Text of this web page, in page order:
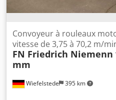
Wiefelstede 395 km
Convoyeur à rouleaux
vitesse de 3,75 à 70,2 m/
FN Friedrich Niemenn
mm